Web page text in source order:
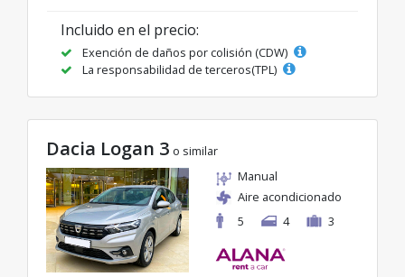
Incluido en el precio:
Exención de daños por colisión (CDW)
La responsabilidad de terceros(TPL)
Dacia Logan 3 o similar
Manual
Aire acondicionado
5
4 3